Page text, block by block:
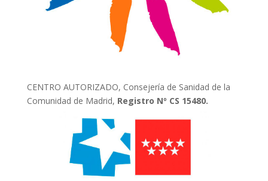
CENTRO AUTORIZADO, Consejería de Sanidad de la
Comunidad de Madrid, Registro Nº CS 15480.